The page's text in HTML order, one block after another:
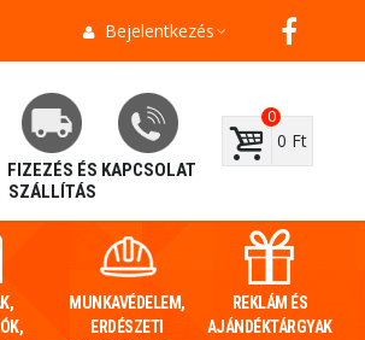
Bejelentkezés
FIZEZÉS ÉS
SZÁLLÍTÁS
KAPCSOLAT
0
0 Ft
MUNKAVÉDELEM,
ERDÉSZETI
REKLÁM ÉS
AJÁNDÉKTÁRGYAK